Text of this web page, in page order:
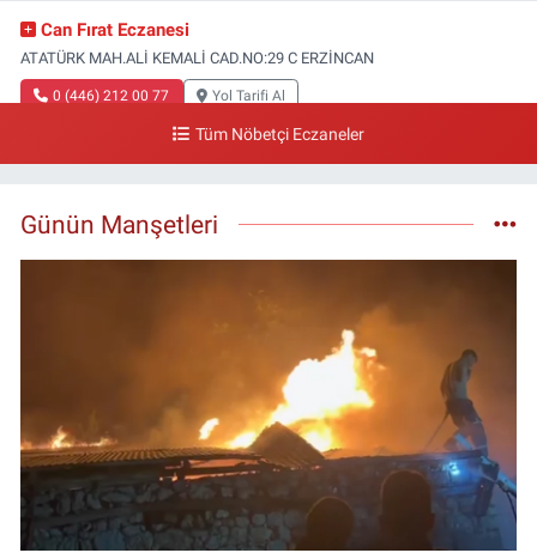
Can Fırat Eczanesi
ATATÜRK MAH.ALİ KEMALİ CAD.NO:29 C ERZİNCAN
0 (446) 212 00 77 Yol Tarifi Al
0 (446) 212 10 20
Tüm Nöbetçi Eczaneler
Günün Manşetleri